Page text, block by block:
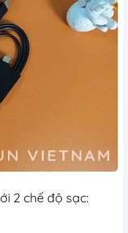
2 chế độ sạc: